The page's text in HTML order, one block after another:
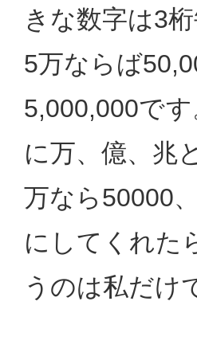
きな数字は3
5万ならば
5,000,000で
に万、億、兆
万なら50000
にしてくれた
うのは私だけ